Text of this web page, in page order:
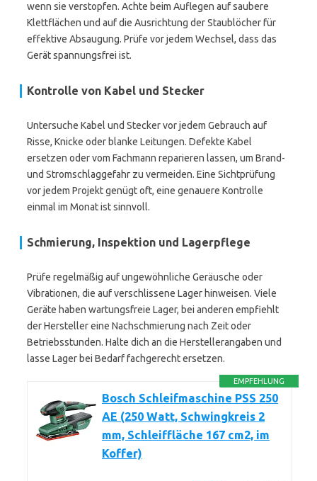
wenn sie verstopfen. Achte beim Auflegen auf saubere
Klettflächen und auf die Ausrichtung der Staublöcher für
effektive Absaugung. Prüfe vor jedem Wechsel, dass das
Gerät spannungsfrei ist.
Kontrolle von Kabel und Stecker
Untersuche Kabel und Stecker vor jedem Gebrauch auf
Risse, Knicke oder blanke Leitungen. Defekte Kabel
ersetzen oder vom Fachmann reparieren lassen, um Brand-
und Stromschlaggefahr zu vermeiden. Eine Sichtprüfung
vor jedem Projekt genügt oft, eine genauere Kontrolle
einmal im Monat ist sinnvoll.
Schmierung, Inspektion und Lagerpflege
Prüfe regelmäßig auf ungewöhnliche Geräusche oder
Vibrationen, die auf verschlissene Lager hinweisen. Viele
Geräte haben wartungsfreie Lager, bei anderen empfiehlt
der Hersteller eine Nachschmierung nach Zeit oder
Betriebsstunden. Halte dich an die Herstellerangaben und
lasse Lager bei Bedarf fachgerecht ersetzen.
EMPFEHLUNG
Bosch Schleifmaschine PSS 250
AE (250 Watt, Schwingkreis 2
mm, Schleiffläche 167 cm2, im
Koffer)